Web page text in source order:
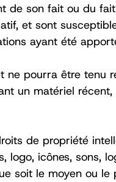
de son fait ou du
et sont
ayant été
ne pourra être tenu
un matériel
de propriété
icônes, sons,
soit le moyen ou